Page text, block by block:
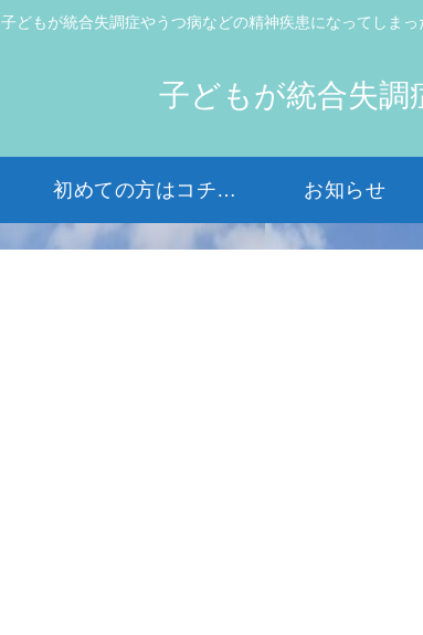
子どもが統合失調症やうつ病などの精神疾患になってしま
子どもが統合失調
初めての方はコチラから お知らせ